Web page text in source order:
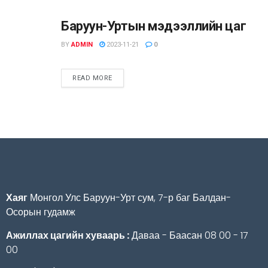
ВИДЕО МЭДЭЭ
Баруун-Уртын мэдээллийн цаг
BY ADMIN 2023-11-21 0
READ MORE
Хаяг Монгол Улс Баруун-Урт сум, 7-р баг Балдан-
Осорын гудамж
Ажиллах цагийн хуваарь :Даваа - Баасан 08 00 - 17
00